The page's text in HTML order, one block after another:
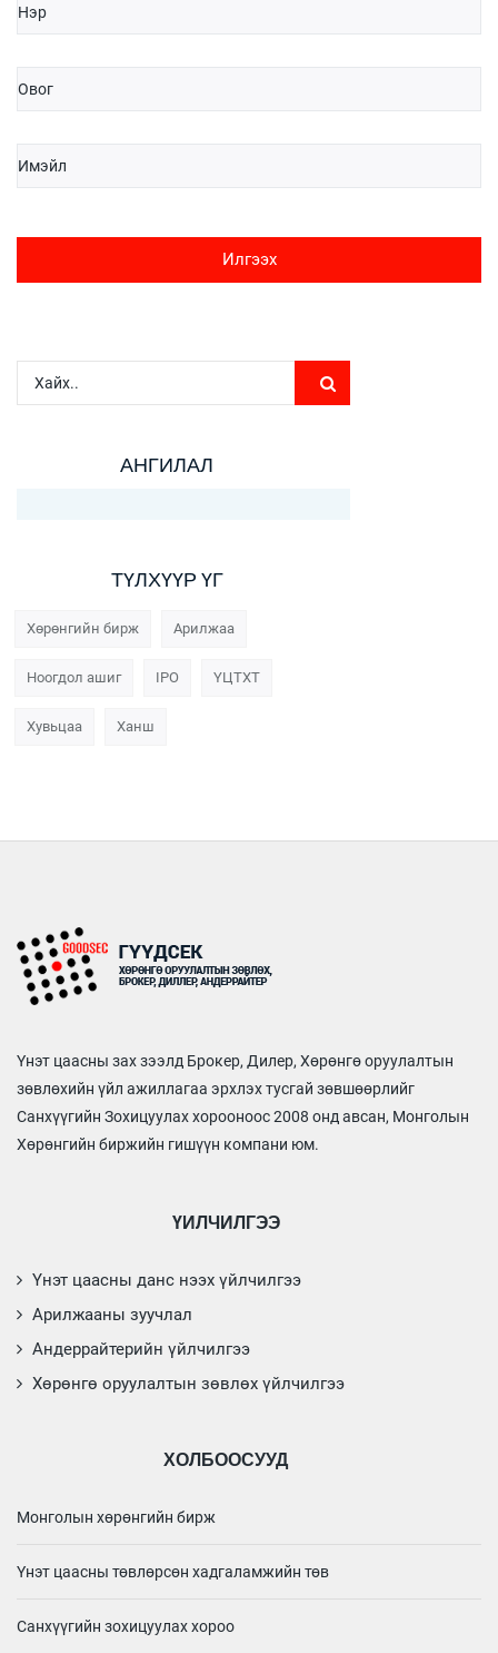
Илгээх
АНГИЛАЛ
ТҮЛХҮҮР ҮГ
Хөрөнгийн бирж Арилжаа
Ноогдол ашиг IPO ҮЦТХТ
Хувьцаа Ханш
Үнэт цаасны зах зээлд Брокер, Дилер, Хөрөнгө оруулалтын
зөвлөхийн үйл ажиллагаа эрхлэх тусгай зөвшөөрлийг
Санхүүгийн Зохицуулах хорооноос 2008 онд авсан, Монголын
Хөрөнгийн биржийн гишүүн компани юм.
ҮЙЛЧИЛГЭЭ
Үнэт цаасны данс нээх үйлчилгээ
Арилжааны зуучлал
Андеррайтерийн үйлчилгээ
Хөрөнгө оруулалтын зөвлөх үйлчилгээ
ХОЛБООСУУД
Монголын хөрөнгийн бирж
Үнэт цаасны төвлөрсөн хадгаламжийн төв
Санхүүгийн зохицуулах хороо